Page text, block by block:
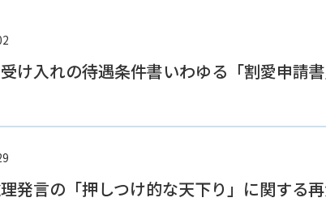
け入れの待遇条件書いわゆる「割愛申請
発言の「押しつけ的な天下り」に関する